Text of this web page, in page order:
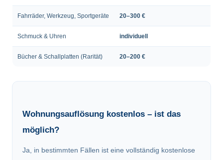
Fahrräder, Werkzeug, Sportgeräte 20–300 €
Schmuck & Uhren individuell
Bücher & Schallplatten (Rarität) 20–200 €
Wohnungsauflösung kostenlos – ist das
möglich?
Ja, in bestimmten Fällen ist eine vollständig kostenlose